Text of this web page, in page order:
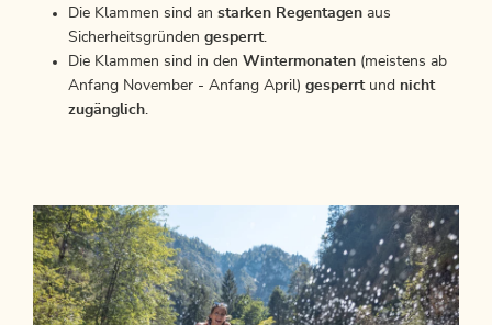
Die Klammen sind an starken Regentagen aus
Sicherheitsgründen gesperrt.
Die Klammen sind in den Wintermonaten (meistens ab
Anfang November - Anfang April) gesperrtund nicht
zugänglich